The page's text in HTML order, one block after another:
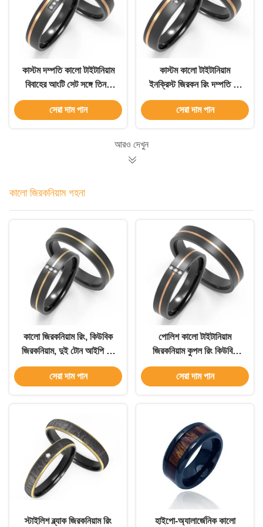
কাস্টম দম্পতি কালো টাইটানিয়াম
বিবাহের আংটি সেট সঙ্গে তিনটি
জিরকন রিং
সেরা দাম পান
কাস্টম কালো টাইটানিয়াম
ইনক্রিস্ট জিরকন রিং দম্পতি রিং
জন্য
সেরা দাম পান
আরও দেখুন
কালো জিরকনিয়াম গহনা
কালো জিরকনিয়াম রিং, কিউবিক
জিরকনিয়াম, দুই টোন আইপি কে
গোল্ড
সেরা দাম পান
পোলিশ কালো টাইটানিয়াম
জিরকনিয়াম কুপল রিং কিউবিক
জিরকনিয়াম দুই টোন আইপি গোল্ড
সেরা দাম পান
স্টাইলিশ ব্ল্যাক জিরকনিয়াম রিং
হাইপো-অ্যালার্জেনিক কালো